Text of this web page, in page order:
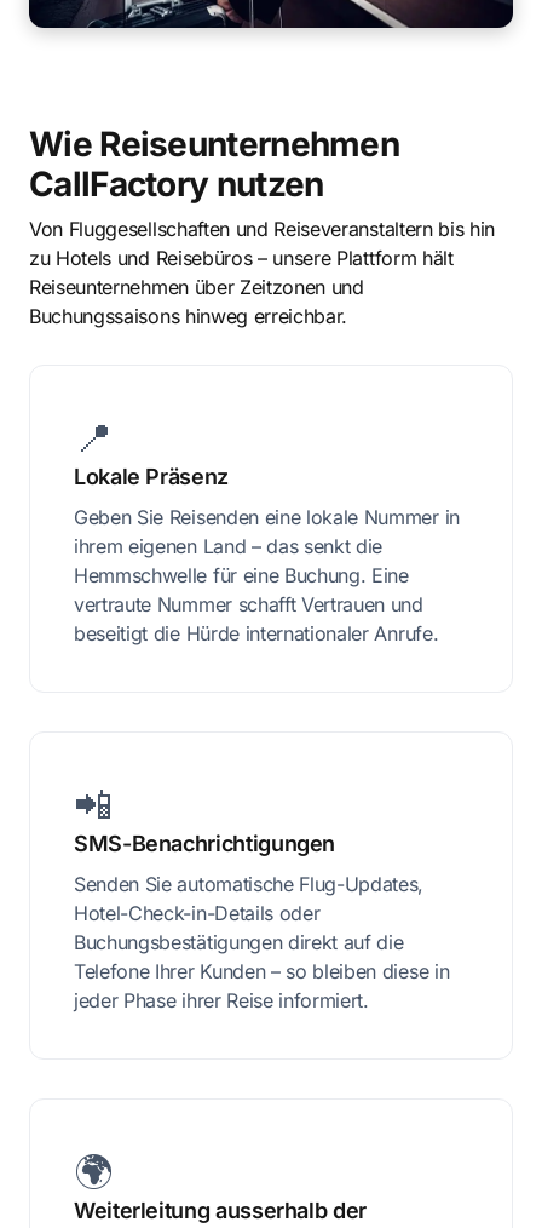
Wie Reiseunternehmen
CallFactory nutzen
Von Fluggesellschaften und Reiseveranstaltern bis hin
zu Hotels und Reisebüros – unsere Plattform hält
Reiseunternehmen über Zeitzonen und
Buchungssaisons hinweg erreichbar.
📍
Lokale Präsenz
Geben Sie Reisenden eine lokale Nummer in
ihrem eigenen Land – das senkt die
Hemmschwelle für eine Buchung. Eine
vertraute Nummer schafft Vertrauen und
beseitigt die Hürde internationaler Anrufe.
📲
SMS-Benachrichtigungen
Senden Sie automatische Flug-Updates,
Hotel-Check-in-Details oder
Buchungsbestätigungen direkt auf die
Telefone Ihrer Kunden – so bleiben diese in
jeder Phase ihrer Reise informiert.
🌍
Weiterleitung ausserhalb der